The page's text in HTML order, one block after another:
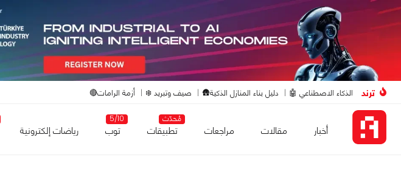
ترند الذكاء الاصطناعي 🤖 دليل بناء المنازل الذكية🛖 صيف وتبريد ❄️ أزمة الرامات🔴
أخبار مقالات مراجعات
مُحدّث
تطبيقات
5/10
توب رياضات إلكترونية